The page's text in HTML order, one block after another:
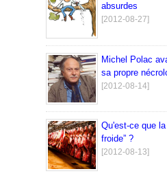
absurdes
[2012-08-27]
Michel Polac
sa propre
[2012-08-14]
Qu'est-ce que la
froide” ?
[2012-08-13]